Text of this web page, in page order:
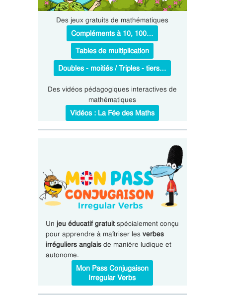
Des jeux gratuits de mathématiques
Compléments à 10, 100…
Tables de multiplication
Doubles - moitiés / Triples - tiers…
Des vidéos pédagogiques interactives de
mathématiques
Vidéos : La Fée des Maths
Un jeu éducatif gratuitspécialement conçu
pour apprendre à maîtriser les verbes
irréguliers anglaisde manière ludique et
autonome.
Mon Pass Conjugaison
Irregular Verbs